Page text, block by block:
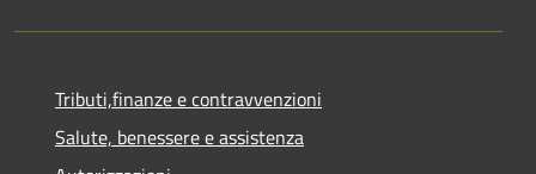
Tributi,finanze e contravvenzioni
Salute, benessere e assistenza